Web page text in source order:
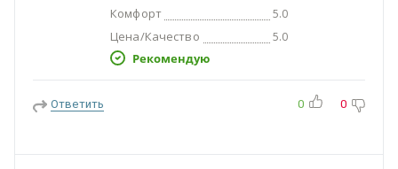
Комфорт 5.0
Цена/Качество 5.0
Рекомендую
Ответить 0 0